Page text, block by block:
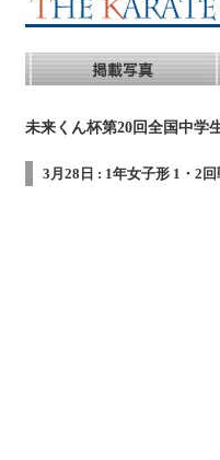
未来くん杯第20回全国中学
3月28日 : 1年女子形 1・2